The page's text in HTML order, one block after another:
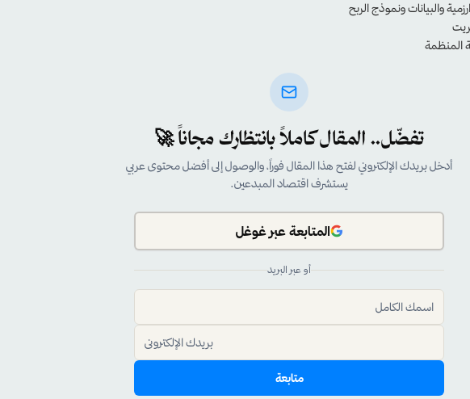
هل لا تزال صالحة؟
يواجه المبدع العربي؟
تفضّل.. المقال كاملاً بانتظارك مجاناً 🚀
أدخل بريدك الإلكتروني لفتح هذا المقال فوراً، والوصول إلى أفضل محتوى عربي
يستشرف اقتصاد المبدعين.
المتابعة عبر غوغل
أو عبر البريد
متابعة